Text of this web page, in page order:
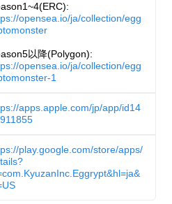
opensea.io/ja/collection/egg
以降(Polygon):
opensea.io/ja/collection/egg
1
apps.apple.com/jp/app/id14
play.google.com/store/apps/